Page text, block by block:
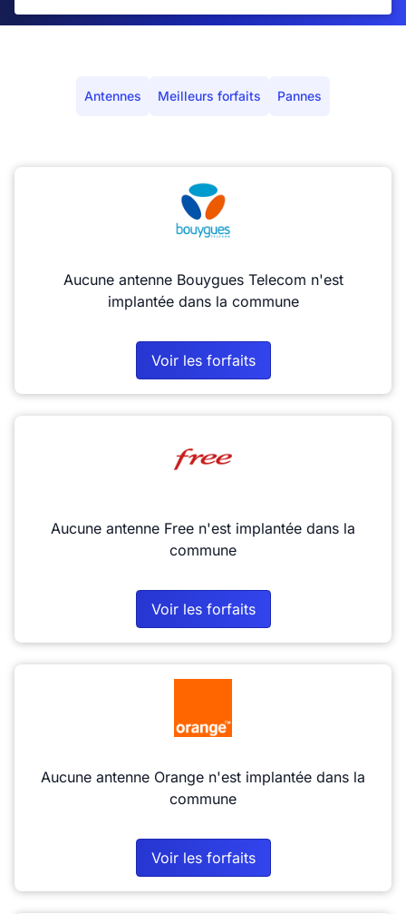
Antennes Meilleurs forfaits Pannes
Aucune antenne Bouygues Telecom n'est
implantée dans la commune
Voir les forfaits
Aucune antenne Free n'est implantée dans la
commune
Voir les forfaits
Aucune antenne Orange n'est implantée dans la
commune
Voir les forfaits